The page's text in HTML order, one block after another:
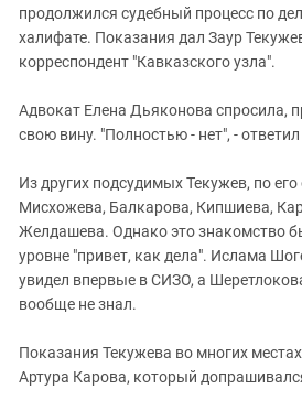
продолжился судебный процесс по
халифате. Показания дал Заур
корреспондент "Кавказского узла".
Адвокат Елена Дьяконова спросила,
свою вину. "Полностью - нет", -
Из других подсудимых Текужев, по
Мисхожева, Балкарова, Кипшиева,
Желдашева. Однако это знакомство
уровне "привет, как дела". Ислама
увидел впервые в СИЗО, а
вообще не знал.
Показания Текужева во многих
Артура Карова, который